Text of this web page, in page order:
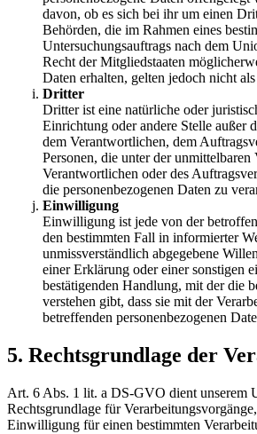
davon, ob es sich bei ihr um einen
Behörden, die im Rahmen eines
Untersuchungsauftrags nach dem
Recht der Mitgliedstaaten
Daten erhalten, gelten jedoch nicht
Dritter
Dritter ist eine natürliche oder
Einrichtung oder andere Stelle außer
dem Verantwortlichen, dem
Personen, die unter der unmittelbaren
Verantwortlichen oder des
die personenbezogenen Daten zu
Einwilligung
Einwilligung ist jede von der
den bestimmten Fall in informierter
unmissverständlich abgegebene
einer Erklärung oder einer sonstigen
bestätigenden Handlung, mit der die
verstehen gibt, dass sie mit der
betreffenden personenbezogenen
5. Rechtsgrundlage der
Art. 6 Abs. 1 lit. a DS-GVO dient unserem
Rechtsgrundlage für
Einwilligung für einen bestimmten